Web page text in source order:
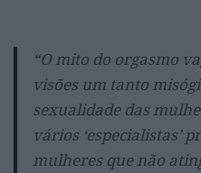
“O mito do orgasmo
visões um tanto
sexualidade das
vários ‘especialistas’
mulheres que não